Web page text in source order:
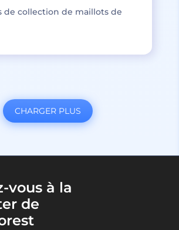
de collection de maillots de
CHARGER PLUS
vous à la
de